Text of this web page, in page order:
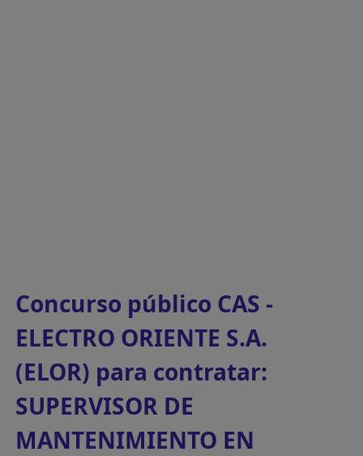
Concurso público CAS -
ELECTRO ORIENTE S.A.
(ELOR) para contratar:
SUPERVISOR DE
MANTENIMIENTO EN